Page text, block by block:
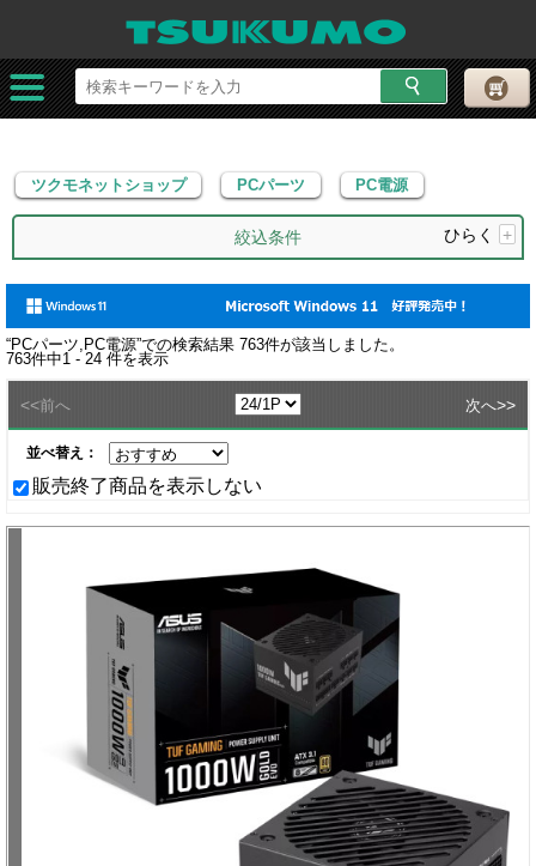
ツクモネットショップ PCパーツ
ツクモネットショップ PCパーツ PC電源
絞込条件 ひらく +
“PCパーツ,PC電源”での検索結果 763件が該当しました。
763件中1 - 24 件を表示
<<前へ 次へ>>
並べ替え：
販売終了商品を表示しない